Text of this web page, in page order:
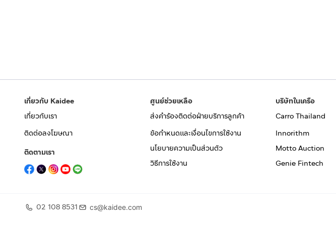
เกี่ยวกับ Kaidee
เกี่ยวกับเรา
ติดต่อลงโฆษณา
ติดตามเรา
ศูนย์ช่วยเหลือ
ส่งคำร้องติดต่อฝ่ายบริการลูกค้า
ข้อกำหนดและเงื่อนไขการใช้งาน
นโยบายความเป็นส่วนตัว
วิธีการใช้งาน
บริษัทในเครือ
Carro Thailand
Innorithm
Motto Auction
Genie Fintech
02 108 8531 cs@kaidee.com